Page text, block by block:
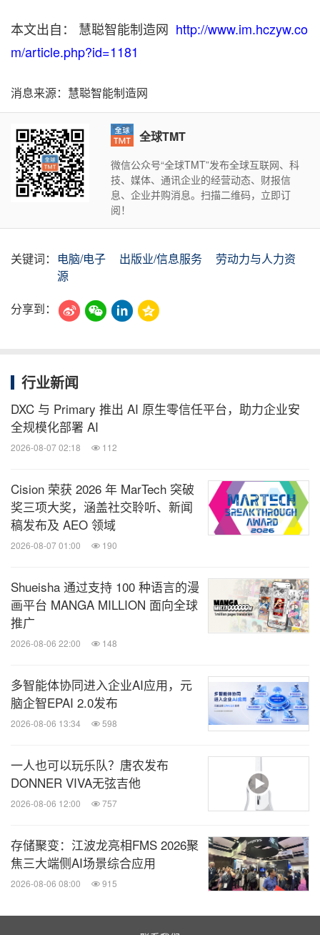
本文出自： 慧聪智能制造网 http://www.im.hczyw.co
m/article.php?id=1181
消息来源：慧聪智能制造网
全球TMT
微信公众号“全球TMT”发布全球互联网、科
技、媒体、通讯企业的经营动态、财报信
息、企业并购消息。扫描二维码，立即订
阅！
关键词： 电脑/电子 出版业/信息服务
劳动力与人力资
源
分享到：
行业新闻
DXC 与 Primary 推出 AI 原生零信任平台，助力企业安
全规模化部署 AI
2026-08-07 02:18 112
Cision 荣获 2026 年 MarTech 突破
奖三项大奖，涵盖社交聆听、新闻
稿发布及 AEO 领域
2026-08-07 01:00 190
Shueisha 通过支持 100 种语言的漫
画平台 MANGA MILLION 面向全球
推广
2026-08-06 22:00 148
多智能体协同进入企业AI应用，元
脑企智EPAI 2.0发布
2026-08-06 13:34 598
一人也可以玩乐队？唐农发布
DONNER VIVA无弦吉他
2026-08-06 12:00 757
存储聚变：江波龙亮相FMS 2026聚
焦三大端侧AI场景综合应用
2026-08-06 08:00 915